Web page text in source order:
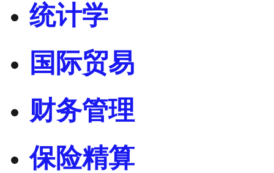
统计学
国际贸易
财务管理
保险精算